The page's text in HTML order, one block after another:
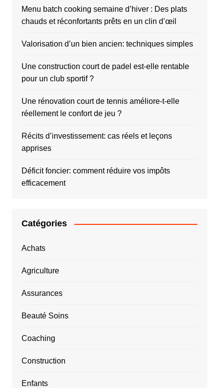
Menu batch cooking semaine d’hiver : Des plats
chauds et réconfortants prêts en un clin d’œil
Valorisation d’un bien ancien: techniques simples
Une construction court de padel est-elle rentable
pour un club sportif ?
Une rénovation court de tennis améliore-t-elle
réellement le confort de jeu ?
Récits d’investissement: cas réels et leçons
apprises
Déficit foncier: comment réduire vos impôts
efficacement
Catégories
Achats
Agriculture
Assurances
Beauté Soins
Coaching
Construction
Enfants